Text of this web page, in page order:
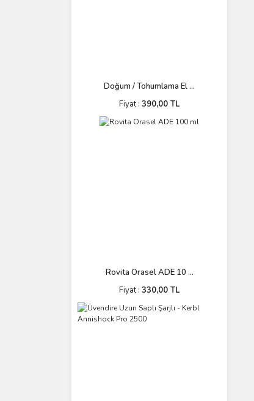
Doğum / Tohumlama El ...
Fiyat : 390,00 TL
Rovita Orasel ADE 10 ...
Fiyat : 330,00 TL